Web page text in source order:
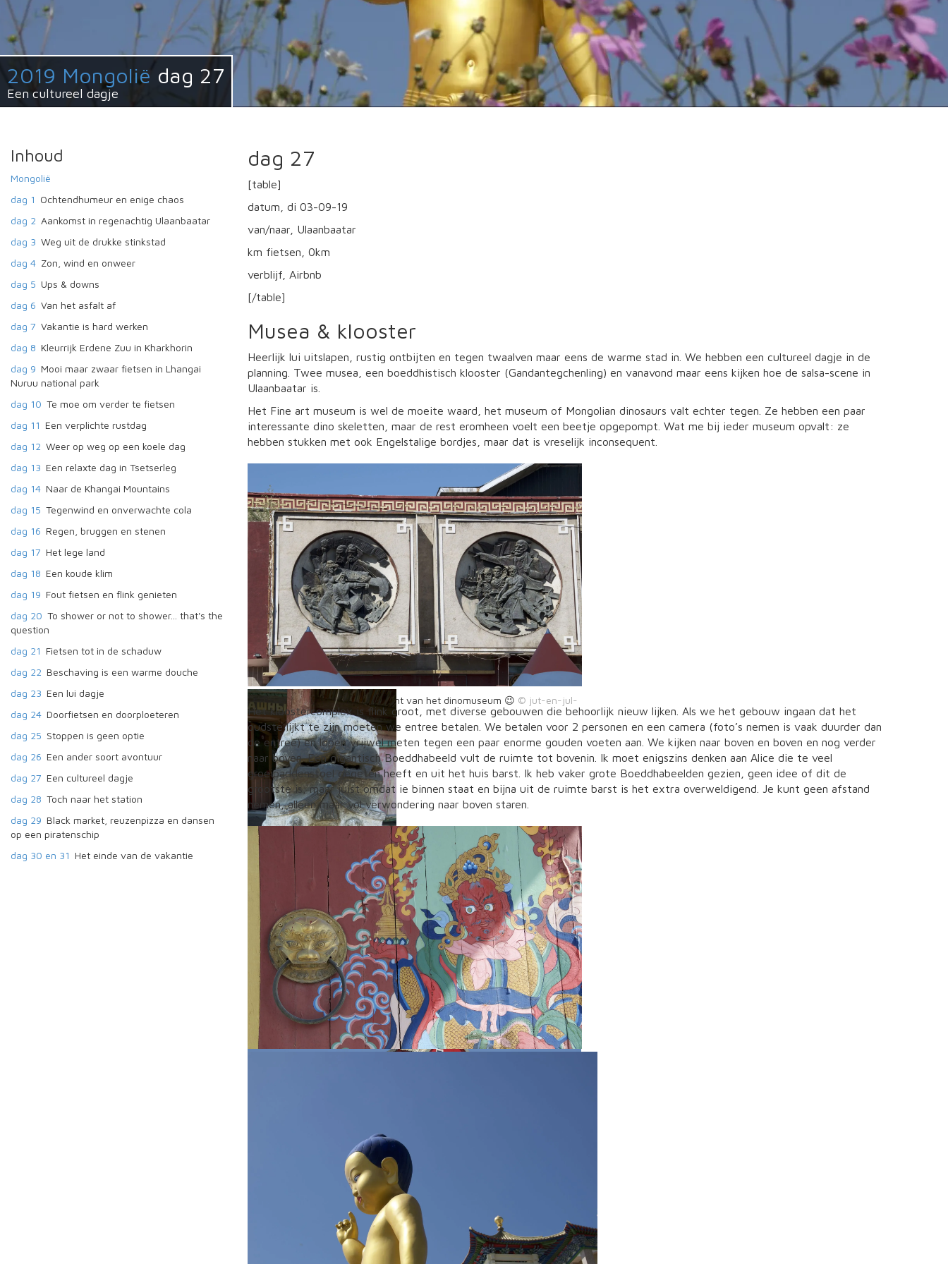
2019 Mongolië dag 27
Een cultureel dagje
dag 27
[table]
datum, di 03-09-19
van/naar, Ulaanbaatar
km fietsen, 0km
verblijf, Airbnb
[/table]
Musea & klooster
Heerlijk lui uitslapen, rustig ontbijten en tegen twaalven maar eens de warme stad in. We hebben een cultureel dagje in de
planning. Twee musea, een boeddhistisch klooster (Gandantegchenling) en vanavond maar eens kijken hoe de salsa-scene in
Ulaanbaatar is.
Het Fine art museum is wel de moeite waard, het museum of Mongolian dinosaurs valt echter tegen. Ze hebben een paar
interessante dino skeletten, maar de rest eromheen voelt een beetje opgepompt. Wat me bij ieder museum opvalt: ze
hebben stukken met ook Engelstalige bordjes, maar dat is vreselijk inconsequent.
De dinosauriërs op de buitenkant van het dinomuseum 😉
In de buurt van het
kloostercomplex zijn nog een
heel stel andere tempels.
Volgens mij een vrij nieuwe tempel, maar ook hier de mooie kleurtjes.
Het kloostercomplex is flink groot, met diverse gebouwen die behoorlijk nieuw lijken. Als we het gebouw ingaan dat het
oudste lijkt te zijn moeten we entree betalen. We betalen voor 2 personen en een camera (foto’s nemen is vaak duurder dan
de entree) en lopen vrijwel meten tegen een paar enorme gouden voeten aan. We kijken naar boven en boven en nog verder
naar boven. Een gigantisch Boeddhabeeld vult de ruimte tot bovenin. Ik moet enigszins denken aan Alice die te veel
groeipaddenstoel gegeten heeft en uit het huis barst. Ik heb vaker grote Boeddhabeelden gezien, geen idee of dit de
grootste is, maar juist omdat ie binnen staat en bijna uit de ruimte barst is het extra overweldigend. Je kunt geen afstand
nemen, alleen maar vol verwondering naar boven staren.
Inhoud
Mongolië
dag 1 Ochtendhumeur en enige chaos
dag 2 Aankomst in regenachtig Ulaanbaatar
dag 3 Weg uit de drukke stinkstad
dag 4 Zon, wind en onweer
dag 5 Ups & downs
dag 6 Van het asfalt af
dag 7 Vakantie is hard werken
dag 8 Kleurrijk Erdene Zuu in Kharkhorin
dag 9 Mooi maar zwaar fietsen in Lhangai
Nuruu national park
dag 10 Te moe om verder te fietsen
dag 11 Een verplichte rustdag
dag 12 Weer op weg op een koele dag
dag 13 Een relaxte dag in Tsetserleg
dag 14 Naar de Khangai Mountains
dag 15 Tegenwind en onverwachte cola
dag 16 Regen, bruggen en stenen
dag 17 Het lege land
dag 18 Een koude klim
dag 19 Fout fietsen en flink genieten
dag 20 To shower or not to shower... that's the
question
dag 21 Fietsen tot in de schaduw
dag 22 Beschaving is een warme douche
dag 23 Een lui dagje
dag 24 Doorfietsen en doorploeteren
dag 25 Stoppen is geen optie
dag 26 Een ander soort avontuur
dag 27 Een cultureel dagje
dag 28 Toch naar het station
dag 29 Black market, reuzenpizza en dansen
op een piratenschip
dag 30 en 31 Het einde van de vakantie